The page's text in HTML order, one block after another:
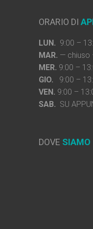
ORARIO DI
LUN. 9:00 –
MAR. — chiuso
MER. 9:00 –
GIO. 9:00 –
VEN. 9:00 –
SAB. SU
DOVE SIAMO